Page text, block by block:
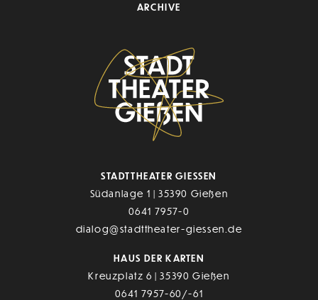
ARCHIVE
STADTTHEATER GIESSEN
Südanlage 1 | 35390 Gießen
0641 7957-0
dialog@stadttheater-giessen.de
HAUS DER KARTEN
Kreuzplatz 6 | 35390 Gießen
0641 7957-60/-61